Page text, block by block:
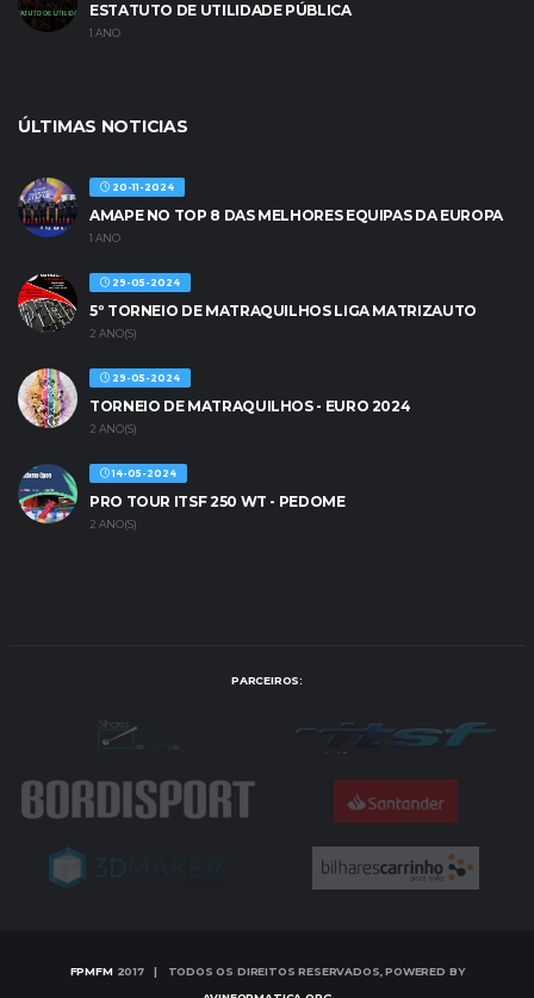
ESTATUTO DE UTILIDADE PÚBLICA
1 ANO
ÚLTIMAS NOTICIAS
20-11-2024
AMAPE NO TOP 8 DAS MELHORES EQUIPAS DA EUROPA
1 ANO
29-05-2024
5º TORNEIO DE MATRAQUILHOS LIGA MATRIZAUTO
2 ANO(S)
29-05-2024
TORNEIO DE MATRAQUILHOS - EURO 2024
2 ANO(S)
14-05-2024
PRO TOUR ITSF 250 WT - PEDOME
2 ANO(S)
PARCEIROS:
FPMFM2017 | TODOS OS DIREITOS RESERVADOS, POWERED BY